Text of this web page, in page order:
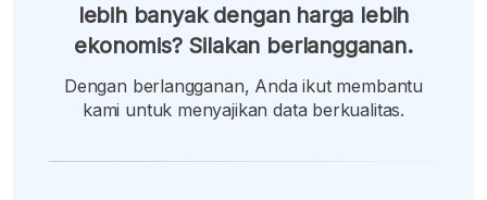
lebih banyak dengan harga lebih
ekonomis? Silakan berlangganan.
Dengan berlangganan, Anda ikut membantu
kami untuk menyajikan data berkualitas.